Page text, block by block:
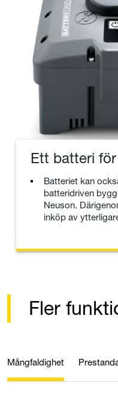
Ett batteri
Batteriet kan
batteridriven
Neuson.
inköp av
Fler
Mångfaldighet